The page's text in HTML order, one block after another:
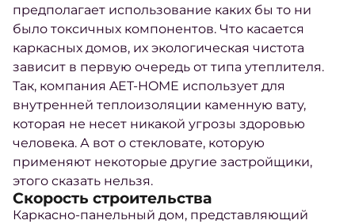
предполагает использование каких бы то ни
было токсичных компонентов. Что касается
каркасных домов, их экологическая чистота
зависит в первую очередь от типа утеплителя.
Так, компания AET-HOME использует для
внутренней теплоизоляции каменную вату,
которая не несет никакой угрозы здоровью
человека. А вот о стекловате, которую
применяют некоторые другие застройщики,
этого сказать нельзя.
Скорость строительства
Каркасно-панельный дом, представляющий